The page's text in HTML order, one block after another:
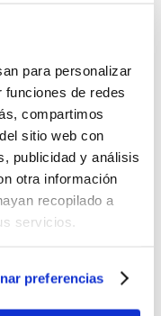
para personalizar
de redes
compartimos
sitio web con
publicidad y análisis
otra información
recopilado a
servicios.
preferencias
LUIS